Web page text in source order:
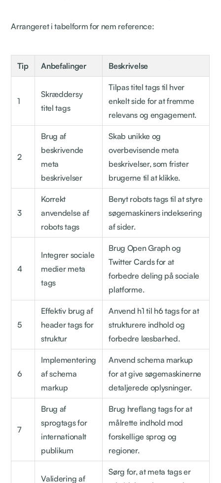
Arrangeret i tabelform for nem reference:
Tip Anbefalinger Beskrivelse
1
Skræddersy
titel tags
Tilpas titel tags til hver
enkelt side for at fremme
relevans og engagement.
2
Brug af
beskrivende
meta
beskrivelser
Skab unikke og
overbevisende meta
beskrivelser, som frister
brugerne til at klikke.
3
Korrekt
anvendelse af
robots tags
Benyt robots tags til at styre
søgemaskiners indeksering
af sider.
4
Integrer sociale
medier meta
tags
Brug Open Graph og
Twitter Cards for at
forbedre deling på sociale
platforme.
5
Effektiv brug af
header tags for
struktur
Anvend h1 til h6 tags for at
strukturere indhold og
forbedre læsbarhed.
6
Implementering
af schema
markup
Anvend schema markup
for at give søgemaskinerne
detaljerede oplysninger.
7
Brug af
sprogtags for
internationalt
publikum
Brug hreflang tags for at
målrette indhold mod
forskellige sprog og
regioner.
Validering af
Sørg for, at meta tags er